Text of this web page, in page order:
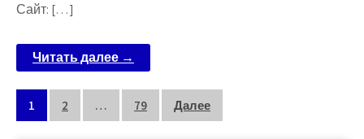
Сайт: […]
Читать далее →
Пагинация
1 2 … 79 Далее